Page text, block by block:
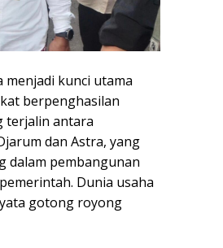
kunci utama
berpenghasilan
terjalin antara
dan Astra, yang
dalam pembangunan
Dunia usaha
gotong royong